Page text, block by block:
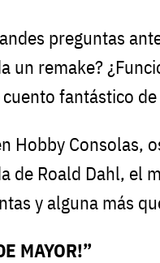
preguntas
un remake?
fantástico de
Hobby Consolas,
de Roald Dahl, el
y alguna más
MAYOR!”